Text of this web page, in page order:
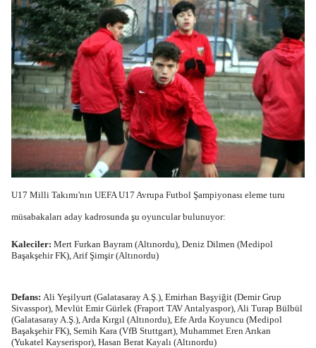
U17 Milli Takımı'nın UEFA U17 Avrupa Futbol Şampiyonası eleme turu
müsabakaları aday kadrosunda şu oyuncular bulunuyor:
Kaleciler: Mert Furkan Bayram (Altınordu), Deniz Dilmen (Medipol
Başakşehir FK), Arif Şimşir (Altınordu)
Defans: Ali Yeşilyurt (Galatasaray A.Ş.), Emirhan Başyiğit (Demir Grup
Sivasspor), Mevlüt Emir Gürlek (Fraport TAV Antalyaspor), Ali Turap Bülbül
(Galatasaray A.Ş.), Arda Kırgıl (Altınordu), Efe Arda Koyuncu (Medipol
Başakşehir FK), Semih Kara (VfB Stuttgart), Muhammet Eren Arıkan
(Yukatel Kayserispor), Hasan Berat Kayalı (Altınordu)